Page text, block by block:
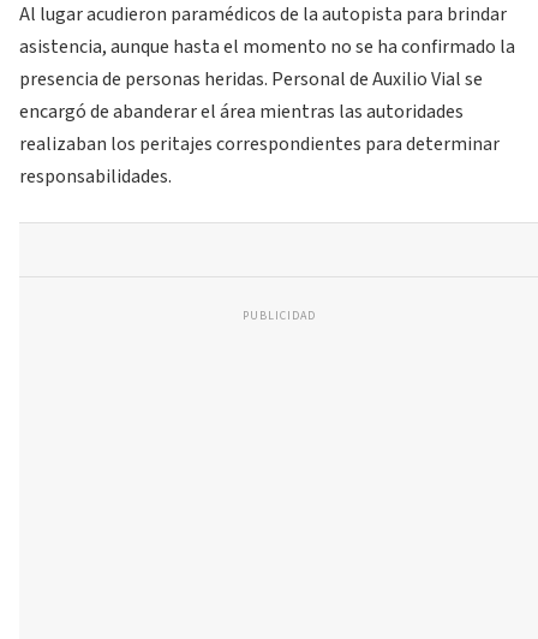
Al lugar acudieron paramédicos de la autopista para brindar
asistencia, aunque hasta el momento no se ha confirmado la
presencia de personas heridas. Personal de Auxilio Vial se
encargó de abanderar el área mientras las autoridades
realizaban los peritajes correspondientes para determinar
responsabilidades.
PUBLICIDAD